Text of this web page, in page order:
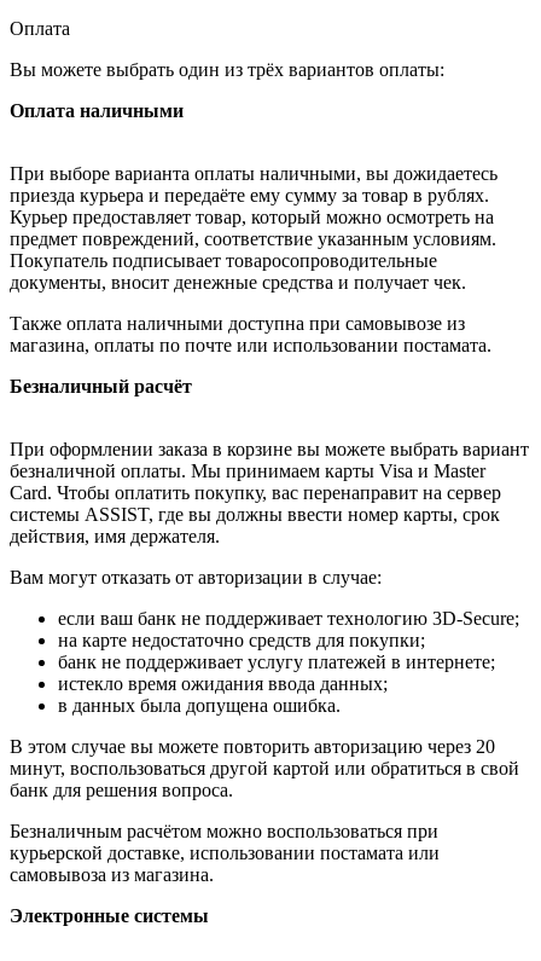
Оплата
Вы можете выбрать один из трёх вариантов оплаты:
Оплата наличными
При выборе варианта оплаты наличными, вы дожидаетесь
приезда курьера и передаёте ему сумму за товар в рублях.
Курьер предоставляет товар, который можно осмотреть на
предмет повреждений, соответствие указанным условиям.
Покупатель подписывает товаросопроводительные
документы, вносит денежные средства и получает чек.
Также оплата наличными доступна при самовывозе из
магазина, оплаты по почте или использовании постамата.
Безналичный расчёт
При оформлении заказа в корзине вы можете выбрать вариант
безналичной оплаты. Мы принимаем карты Visa и Master
Card. Чтобы оплатить покупку, вас перенаправит на сервер
системы ASSIST, где вы должны ввести номер карты, срок
действия, имя держателя.
Вам могут отказать от авторизации в случае:
если ваш банк не поддерживает технологию 3D-Secure;
на карте недостаточно средств для покупки;
банк не поддерживает услугу платежей в интернете;
истекло время ожидания ввода данных;
в данных была допущена ошибка.
В этом случае вы можете повторить авторизацию через 20
минут, воспользоваться другой картой или обратиться в свой
банк для решения вопроса.
Безналичным расчётом можно воспользоваться при
курьерской доставке, использовании постамата или
самовывоза из магазина.
Электронные системы